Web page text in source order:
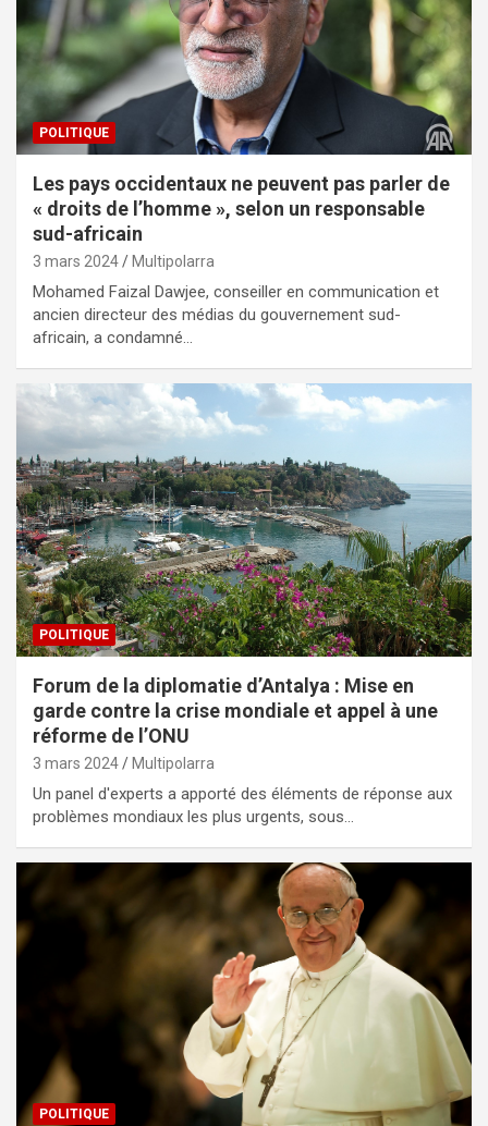
POLITIQUE
Les pays occidentaux ne peuvent pas parler de
« droits de l’homme », selon un responsable
sud-africain
3 mars 2024 Multipolarra
Mohamed Faizal Dawjee, conseiller en communication et
ancien directeur des médias du gouvernement sud-
africain, a condamné…
POLITIQUE
Forum de la diplomatie d’Antalya : Mise en
garde contre la crise mondiale et appel à une
réforme de l’ONU
3 mars 2024 Multipolarra
Un panel d'experts a apporté des éléments de réponse aux
problèmes mondiaux les plus urgents, sous…
POLITIQUE